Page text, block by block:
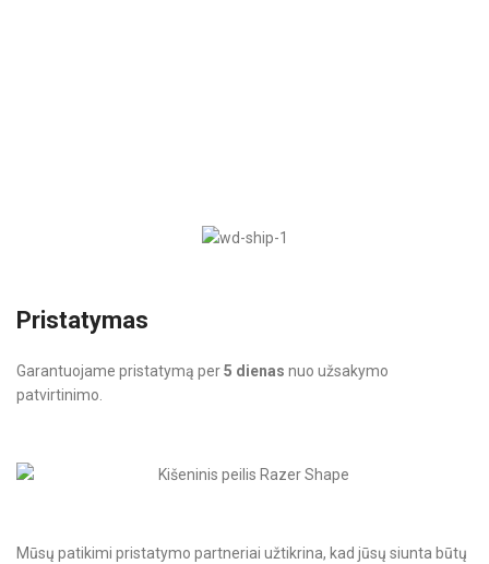
Pristatymas
Garantuojame pristatymą per5 dienas nuo užsakymo
patvirtinimo.
Mūsų patikimi pristatymo partneriai užtikrina, kad jūsų siunta būtų